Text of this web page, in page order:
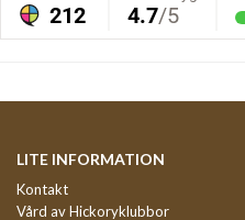
LITE INFORMATION
Kontakt
Vård av Hickoryklubbor